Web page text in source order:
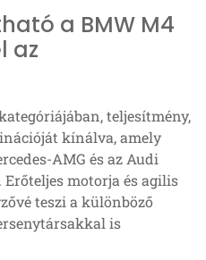
a BMW M4
az
teljesítmény,
kínálva, amely
AMG és az Audi
motorja és agilis
teszi a különböző
is